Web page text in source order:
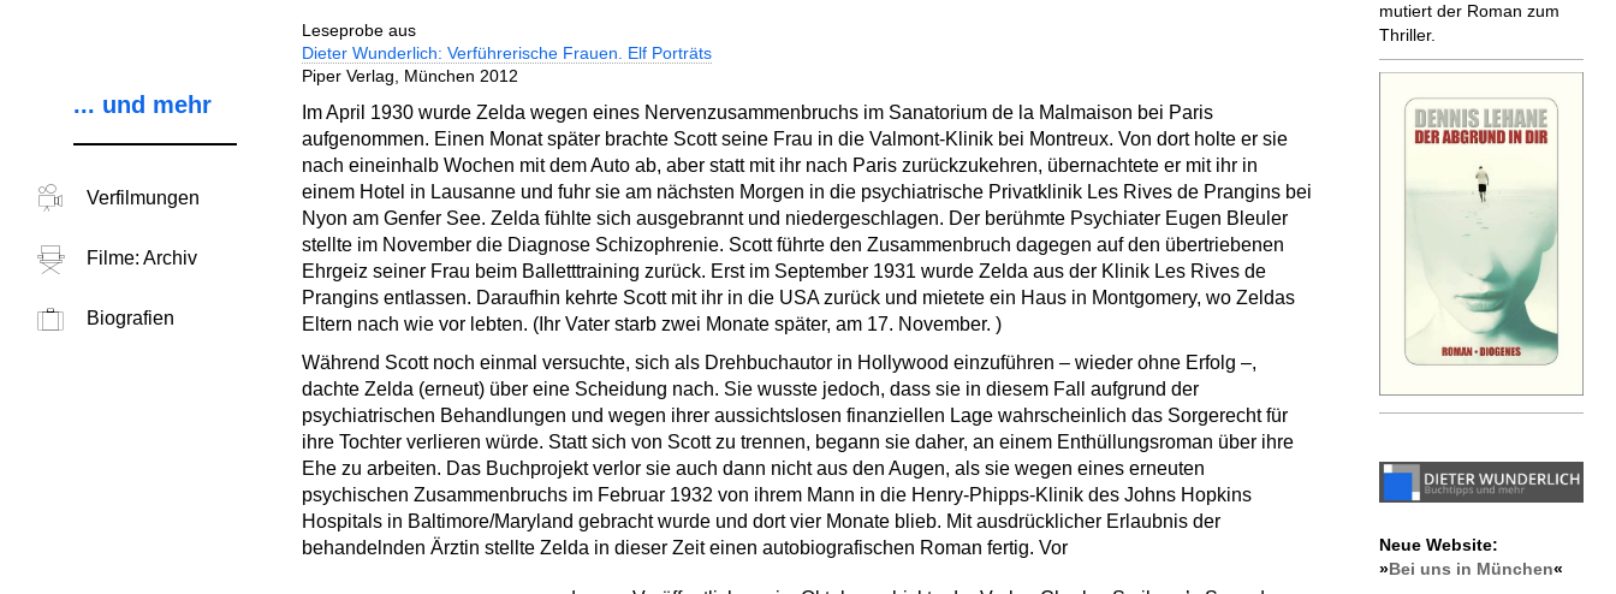
... und mehr
Verfilmungen
Filme: Archiv
Biografien
Leseprobe aus
Dieter Wunderlich: Verführerische Frauen. Elf Porträts
Piper Verlag, München 2012
Im April 1930 wurde Zelda wegen eines Nervenzusammenbruchs im Sanatorium de la Malmaison bei Paris
aufgenommen. Einen Monat später brachte Scott seine Frau in die Valmont-Klinik bei Montreux. Von dort holte er sie
nach eineinhalb Wochen mit dem Auto ab, aber statt mit ihr nach Paris zurückzukehren, übernachtete er mit ihr in
einem Hotel in Lausanne und fuhr sie am nächsten Morgen in die psychiatrische Privatklinik Les Rives de Prangins bei
Nyon am Genfer See. Zelda fühlte sich ausgebrannt und niedergeschlagen. Der berühmte Psychiater Eugen Bleuler
stellte im November die Diagnose Schizophrenie. Scott führte den Zusammenbruch dagegen auf den übertriebenen
Ehrgeiz seiner Frau beim Balletttraining zurück. Erst im September 1931 wurde Zelda aus der Klinik Les Rives de
Prangins entlassen. Daraufhin kehrte Scott mit ihr in die USA zurück und mietete ein Haus in Montgomery, wo Zeldas
Eltern nach wie vor lebten. (Ihr Vater starb zwei Monate später, am 17. November. )
Während Scott noch einmal versuchte, sich als Drehbuchautor in Hollywood einzuführen – wieder ohne Erfolg –,
dachte Zelda (erneut) über eine Scheidung nach. Sie wusste jedoch, dass sie in diesem Fall aufgrund der
psychiatrischen Behandlungen und wegen ihrer aussichtslosen finanziellen Lage wahrscheinlich das Sorgerecht für
ihre Tochter verlieren würde. Statt sich von Scott zu trennen, begann sie daher, an einem Enthüllungsroman über ihre
Ehe zu arbeiten. Das Buchprojekt verlor sie auch dann nicht aus den Augen, als sie wegen eines erneuten
psychischen Zusammenbruchs im Februar 1932 von ihrem Mann in die Henry-Phipps-Klinik des Johns Hopkins
Hospitals in Baltimore/Maryland gebracht wurde und dort vier Monate blieb. Mit ausdrücklicher Erlaubnis der
behandelnden Ärztin stellte Zelda in dieser Zeit einen autobiografischen Roman fertig. Vor
mutiert der Roman zum
Thriller.
Neue Website:
»Bei uns in München«